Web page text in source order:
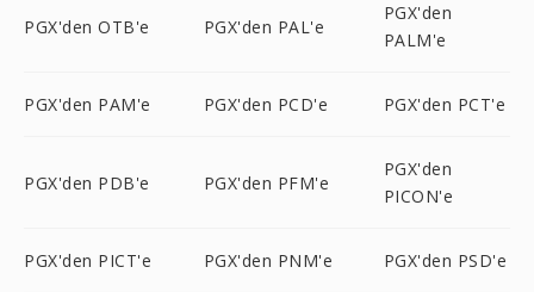
PGX'den OTB'e PGX'den PAL'e
PGX'den
PALM'e
PGX'den PAM'e PGX'den PCD'e PGX'den PCT'e
PGX'den PDB'e PGX'den PFM'e
PGX'den
PICON'e
PGX'den PICT'e PGX'den PNM'e PGX'den PSD'e